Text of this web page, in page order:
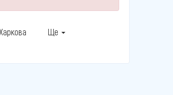
Ще